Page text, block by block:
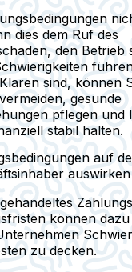
dies dem Ruf des
den Betrieb
sind, können
gesunde
pflegen und
stabil halten.
auf
auswirken
können
zu decken.